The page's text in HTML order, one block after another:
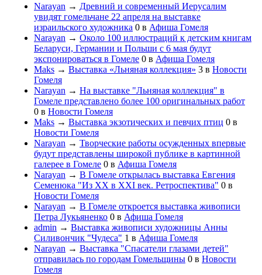
Narayan → Древний и современный Иерусалим
увидят гомельчане 22 апреля на выставке
израильского художника 0 в Афиша Гомеля
Narayan → Около 100 иллюстраций к детским книгам
Беларуси, Германии и Польши с 6 мая будут
экспонироваться в Гомеле 0 в Афиша Гомеля
Maks → Выставка «Льняная коллекция» 3 в Новости
Гомеля
Narayan → На выставке "Льняная коллекция" в
Гомеле представлено более 100 оригинальных работ
0 в Новости Гомеля
Maks → Выставка экзотических и певчих птиц 0 в
Новости Гомеля
Narayan → Творческие работы осужденных впервые
будут представлены широкой публике в картинной
галерее в Гомеле 0 в Афиша Гомеля
Narayan → В Гомеле открылась выставка Евгения
Семенюка "Из XX в XXI век. Ретроспектива" 0 в
Новости Гомеля
Narayan → В Гомеле откроется выставка живописи
Петра Лукьяненко 0 в Афиша Гомеля
admin → Выставка живописи художницы Анны
Силивончик "Чудеса" 1 в Афиша Гомеля
Narayan → Выставка "Спасатели глазами детей"
отправилась по городам Гомельщины 0 в Новости
Гомеля